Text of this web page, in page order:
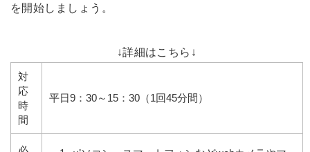
を開始しましょう。
↓詳細はこちら↓
対
応
時
間
平日9：30～15：30（1回45分間）